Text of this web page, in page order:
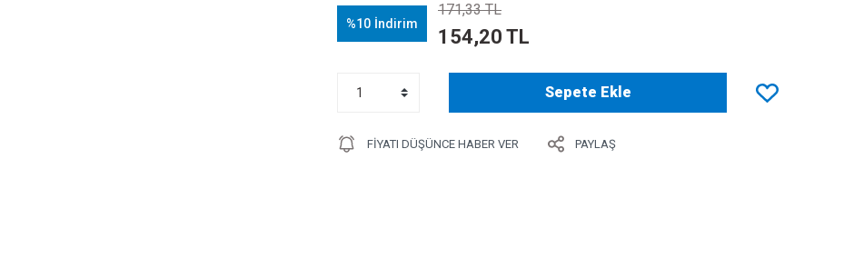
%10 İndirim
171,33 TL
154,20 TL
Sepete Ekle
FIYATI DÜŞÜNCE HABER VER PAYLAŞ